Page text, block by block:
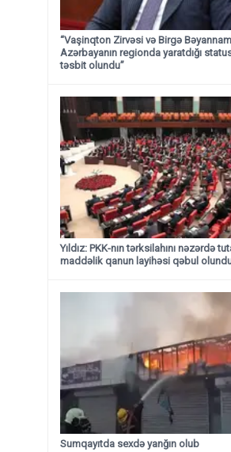
“Vaşinqton Zirvəsi və Birgə
Azərbayanın regionda yaratdığı
təsbit olundu”
Yıldız: PKK-nın tərksilahını nəzərdə
maddəlik qanun layihəsi qəbul
Sumqayıtda sexdə yanğın olub